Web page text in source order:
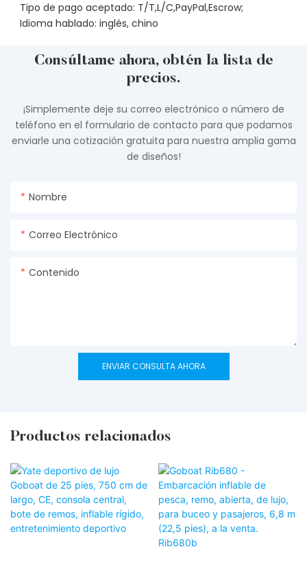
Tipo de pago aceptado: T/T,L/C,PayPal,Escrow;
Idioma hablado: inglés, chino
Consúltame ahora, obtén la lista de
precios.
¡Simplemente deje su correo electrónico o número de
teléfono en el formulario de contacto para que podamos
enviarle una cotización gratuita para nuestra amplia gama
de diseños!
Nombre
Correo Electrónico
Contenido
ENVIAR CONSULTA AHORA
Productos relacionados